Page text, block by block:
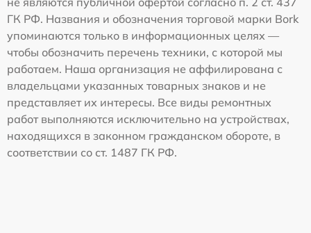
ГК РФ. Названия и обозначения торговой марки Bork
упоминаются только в информационных целях —
чтобы обозначить перечень техники, с которой мы
работаем. Наша организация не аффилирована с
владельцами указанных товарных знаков и не
представляет их интересы. Все виды ремонтных
работ выполняются исключительно на устройствах,
находящихся в законном гражданском обороте, в
соответствии со ст. 1487 ГК РФ.